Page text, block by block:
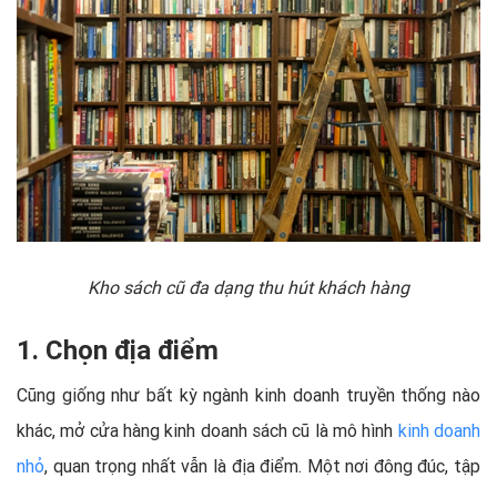
Kho sách cũ đa dạng thu hút khách hàng
1. Chọn địa điểm
Cũng giống như bất kỳ ngành kinh doanh truyền thống nào
khác, mở cửa hàng kinh doanh sách cũ là mô hình kinh doanh
nhỏ, quan trọng nhất vẫn là địa điểm. Một nơi đông đúc, tập